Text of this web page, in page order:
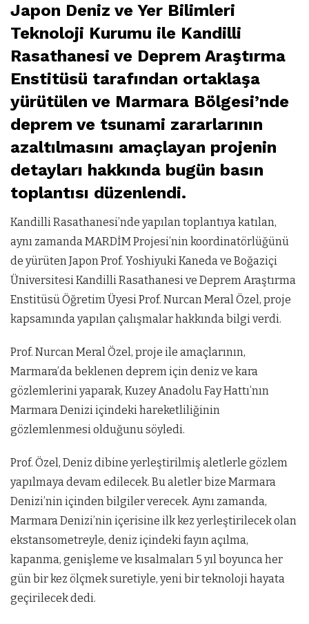
Japon Deniz ve Yer Bilimleri
Teknoloji Kurumu ile Kandilli
Rasathanesi ve Deprem Araştırma
Enstitüsü tarafından ortaklaşa
yürütülen ve Marmara Bölgesi’nde
deprem ve tsunami zararlarının
azaltılmasını amaçlayan projenin
detayları hakkında bugün basın
toplantısı düzenlendi.
Kandilli Rasathanesi’nde yapılan toplantıya katılan,
aynı zamanda MARDİM Projesi’nin koordinatörlüğünü
de yürüten Japon Prof. Yoshiyuki Kaneda ve Boğaziçi
Üniversitesi Kandilli Rasathanesi ve Deprem Araştırma
Enstitüsü Öğretim Üyesi Prof. Nurcan Meral Özel, proje
kapsamında yapılan çalışmalar hakkında bilgi verdi.
Prof. Nurcan Meral Özel, proje ile amaçlarının,
Marmara’da beklenen deprem için deniz ve kara
gözlemlerini yaparak, Kuzey Anadolu Fay Hattı’nın
Marmara Denizi içindeki hareketliliğinin
gözlemlenmesi olduğunu söyledi.
Prof. Özel, Deniz dibine yerleştirilmiş aletlerle gözlem
yapılmaya devam edilecek. Bu aletler bize Marmara
Denizi’nin içinden bilgiler verecek. Aynı zamanda,
Marmara Denizi’nin içerisine ilk kez yerleştirilecek olan
ekstansometreyle, deniz içindeki fayın açılma,
kapanma, genişleme ve kısalmaları 5 yıl boyunca her
gün bir kez ölçmek suretiyle, yeni bir teknoloji hayata
geçirilecek dedi.